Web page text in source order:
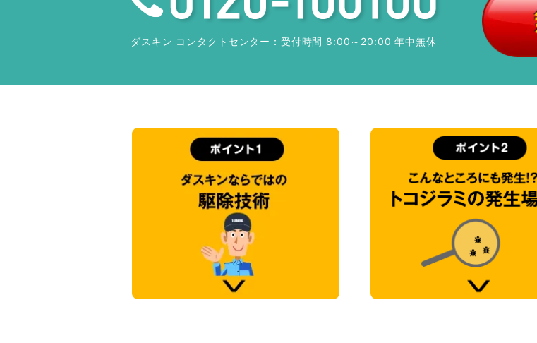
ダスキン コンタクトセンター： 受付時間 8:00～20:00 年中無休